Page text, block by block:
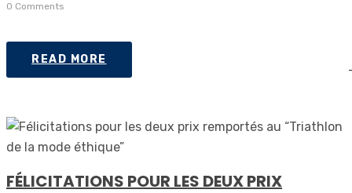
0 Comments
READ MORE
FÉLICITATIONS POUR LES DEUX PRIX